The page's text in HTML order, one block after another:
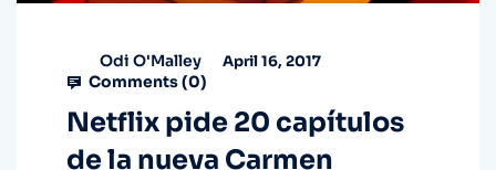
Odi O'Malley April 16, 2017
Comments (0)
Netflix pide 20 capítulos
de la nueva Carmen